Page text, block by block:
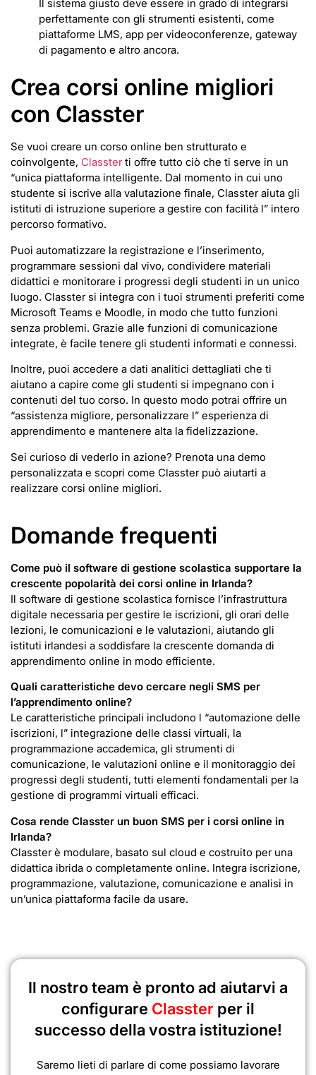
Il sistema giusto deve essere in grado di integrarsi
perfettamente con gli strumenti esistenti, come
piattaforme LMS, app per videoconferenze, gateway
di pagamento e altro ancora.
Crea corsi online migliori
con Classter
Se vuoi creare un corso online ben strutturato e
coinvolgente, Classterti offre tutto ciò che ti serve in un
“unica piattaforma intelligente. Dal momento in cui uno
studente si iscrive alla valutazione finale, Classter aiuta gli
istituti di istruzione superiore a gestire con facilità l” intero
percorso formativo.
Puoi automatizzare la registrazione e l’inserimento,
programmare sessioni dal vivo, condividere materiali
didattici e monitorare i progressi degli studenti in un unico
luogo. Classter si integra con i tuoi strumenti preferiti come
Microsoft Teams e Moodle, in modo che tutto funzioni
senza problemi. Grazie alle funzioni di comunicazione
integrate, è facile tenere gli studenti informati e connessi.
Inoltre, puoi accedere a dati analitici dettagliati che ti
aiutano a capire come gli studenti si impegnano con i
contenuti del tuo corso. In questo modo potrai offrire un
“assistenza migliore, personalizzare l” esperienza di
apprendimento e mantenere alta la fidelizzazione.
Sei curioso di vederlo in azione? Prenota una demo
personalizzata e scopri come Classter può aiutarti a
realizzare corsi online migliori.
Domande frequenti
Come può il software di gestione scolastica supportare la
crescente popolarità dei corsi online in Irlanda?
Il software di gestione scolastica fornisce l’infrastruttura
digitale necessaria per gestire le iscrizioni, gli orari delle
lezioni, le comunicazioni e le valutazioni, aiutando gli
istituti irlandesi a soddisfare la crescente domanda di
apprendimento online in modo efficiente.
Quali caratteristiche devo cercare negli SMS per
l’apprendimento online?
Le caratteristiche principali includono l “automazione delle
iscrizioni, l” integrazione delle classi virtuali, la
programmazione accademica, gli strumenti di
comunicazione, le valutazioni online e il monitoraggio dei
progressi degli studenti, tutti elementi fondamentali per la
gestione di programmi virtuali efficaci.
Cosa rende Classter un buon SMS per i corsi online in
Irlanda?
Classter è modulare, basato sul cloud e costruito per una
didattica ibrida o completamente online. Integra iscrizione,
programmazione, valutazione, comunicazione e analisi in
un’unica piattaforma facile da usare.
Il nostro team è pronto ad aiutarvi a
configurare Classter per il
successo della vostra istituzione!
Saremo lieti di parlare di come possiamo lavorare